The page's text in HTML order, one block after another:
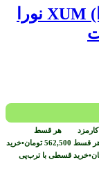
کیت مکش (لوله رابطه هوا) XUM نورا
هر قسط
قسط 562,500 تومان•خرید
•خرید قسطی با ترب‌پی